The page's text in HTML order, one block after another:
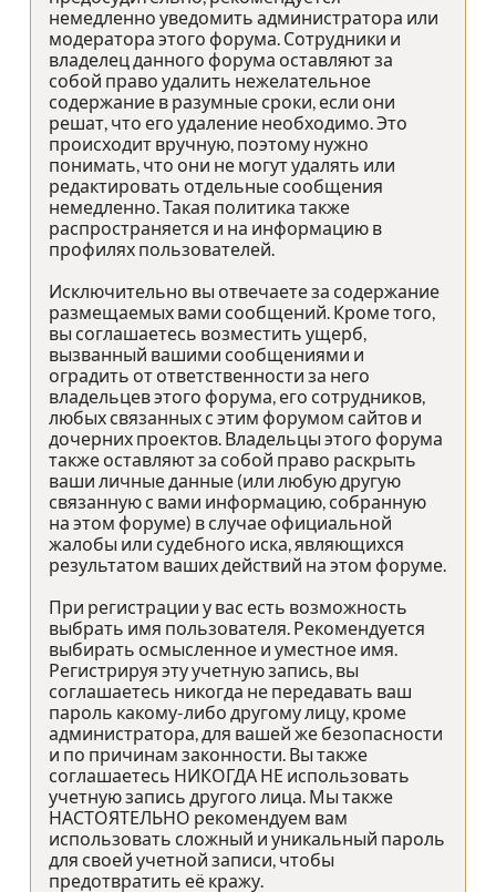
немедленно уведомить администратора или
модератора этого форума. Сотрудники и
владелец данного форума оставляют за
собой право удалить нежелательное
содержание в разумные сроки, если они
решат, что его удаление необходимо. Это
происходит вручную, поэтому нужно
понимать, что они не могут удалять или
редактировать отдельные сообщения
немедленно. Такая политика также
распространяется и на информацию в
профилях пользователей.
Исключительно вы отвечаете за содержание
размещаемых вами сообщений. Кроме того,
вы соглашаетесь возместить ущерб,
вызванный вашими сообщениями и
оградить от ответственности за него
владельцев этого форума, его сотрудников,
любых связанных с этим форумом сайтов и
дочерних проектов. Владельцы этого форума
также оставляют за собой право раскрыть
ваши личные данные (или любую другую
связанную с вами информацию, собранную
на этом форуме) в случае официальной
жалобы или судебного иска, являющихся
результатом ваших действий на этом форуме.
При регистрации у вас есть возможность
выбрать имя пользователя. Рекомендуется
выбирать осмысленное и уместное имя.
Регистрируя эту учетную запись, вы
соглашаетесь никогда не передавать ваш
пароль какому-либо другому лицу, кроме
администратора, для вашей же безопасности
и по причинам законности. Вы также
соглашаетесь НИКОГДА НЕ использовать
учетную запись другого лица. Мы также
НАСТОЯТЕЛЬНО рекомендуем вам
использовать сложный и уникальный пароль
для своей учетной записи, чтобы
предотвратить её кражу.